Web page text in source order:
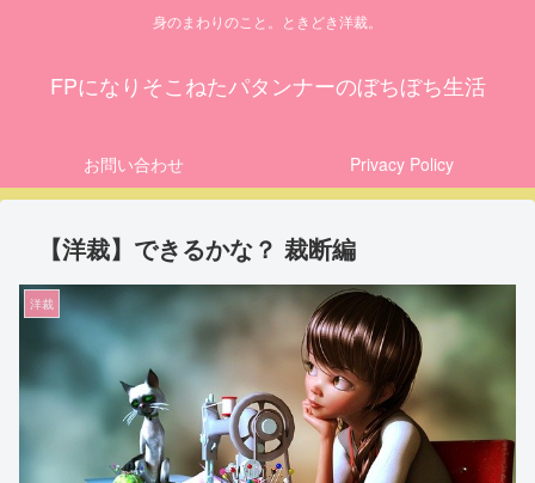
身のまわりのこと。ときどき洋裁。
FPになりそこねたパタンナーのぼちぼち生活
お問い合わせ Privacy Policy
【洋裁】できるかな？ 裁断編
洋裁